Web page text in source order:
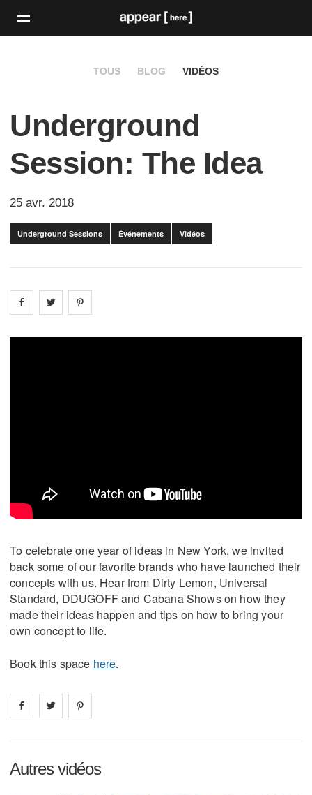
TOUS BLOG VIDÉOS
Underground
Session: The Idea
25 avr. 2018
Underground Sessions Événements Vidéos
Share on facebook
Share on
To celebrate one year of ideas in New York, we invited
back some of our favorite brands who have launched their
concepts with us. Hear from Dirty Lemon, Universal
Standard, DDUGOFF and Cabana Shows on how they
made their ideas happen and tips on how to bring your
own concept to life.
Book this space here.
Share on facebook
Share on
Autres vidéos